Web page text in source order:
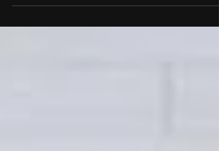
15 декабря совершенно неожиданно Ubisoft
года. Фанаты франшизы настолько устали ждать...